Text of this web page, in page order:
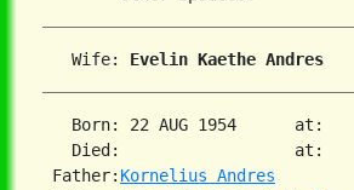
   Wife:
Evelin Kaethe Andres
   Born: 22 AUG 1954      at:
   Died:                  at:
Father: Kornelius Andres